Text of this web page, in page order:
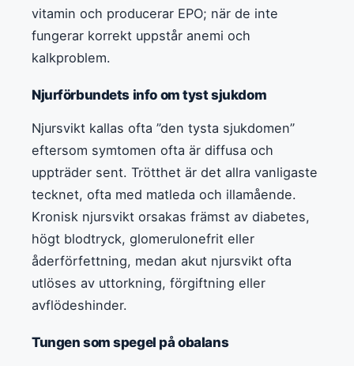
vitamin och producerar EPO; när de inte
fungerar korrekt uppstår anemi och
kalkproblem.
Njurförbundets info om tyst sjukdom
Njursvikt kallas ofta ”den tysta sjukdomen”
eftersom symtomen ofta är diffusa och
uppträder sent. Trötthet är det allra vanligaste
tecknet, ofta med matleda och illamående.
Kronisk njursvikt orsakas främst av diabetes,
högt blodtryck, glomerulonefrit eller
åderförfettning, medan akut njursvikt ofta
utlöses av uttorkning, förgiftning eller
avflödeshinder.
Tungen som spegel på obalans